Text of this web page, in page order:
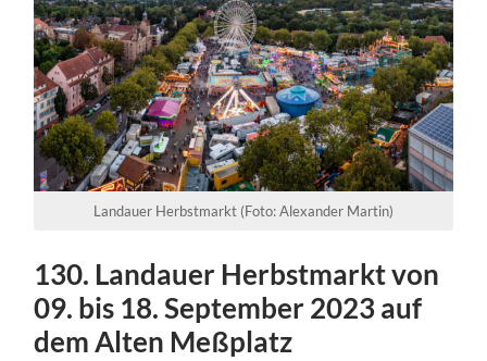
Landauer Herbstmarkt (Foto: Alexander Martin)
130. Landauer Herbstmarkt von
09. bis 18. September 2023 auf
dem Alten Meßplatz